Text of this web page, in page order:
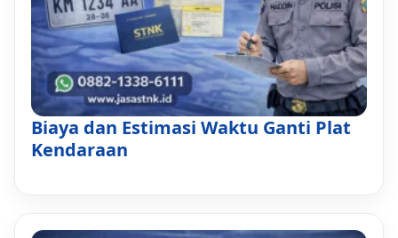
Biaya dan Estimasi Waktu Ganti Plat
Kendaraan